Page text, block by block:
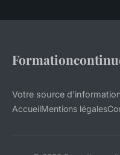
Votre source
AccueilMentions légales